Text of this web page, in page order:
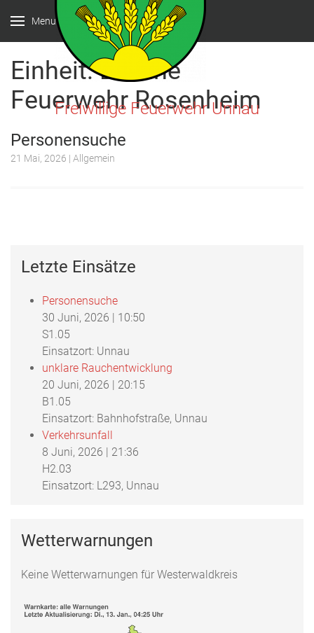
Menu
Freiwillige Feuerwehr Unnau
Einheit:Drohne
Feuerwehr Rosenheim
Personensuche
21 Mai, 2026 | Allgemein
Letzte Einsätze
Personensuche
30 Juni, 2026 | 10:50
S1.05
Einsatzort: Unnau
unklare Rauchentwicklung
20 Juni, 2026 | 20:15
B1.05
Einsatzort: Bahnhofstraße, Unnau
Verkehrsunfall
8 Juni, 2026 | 21:36
H2.03
Einsatzort: L293, Unnau
Wetterwarnungen
Keine Wetterwarnungen für Westerwaldkreis